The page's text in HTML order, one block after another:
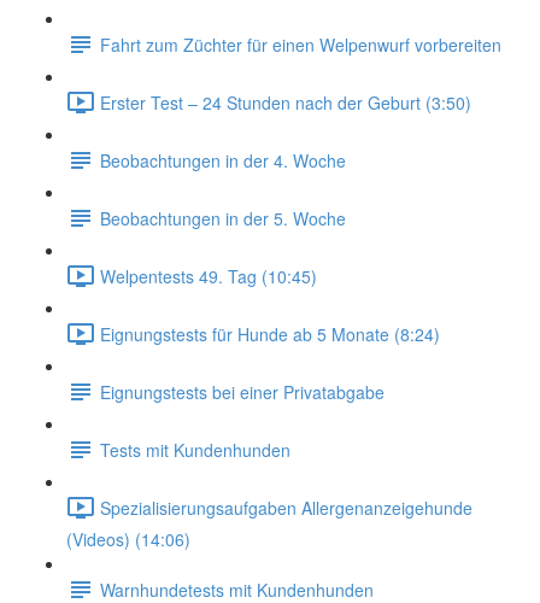
Fahrt zum Züchter für einen Welpenwurf vorbereiten
Erster Test – 24 Stunden nach der Geburt (3:50)
Beobachtungen in der 4. Woche
Beobachtungen in der 5. Woche
Welpentests 49. Tag (10:45)
Eignungstests für Hunde ab 5 Monate (8:24)
Eignungstests bei einer Privatabgabe
Tests mit Kundenhunden
Spezialisierungsaufgaben Allergenanzeigehunde
(Videos) (14:06)
Warnhundetests mit Kundenhunden